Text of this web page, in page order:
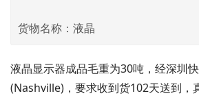
货物名称：液晶
液晶显示器成品毛重为30吨，经深圳
(Nashville)，要求收到货102天送到，